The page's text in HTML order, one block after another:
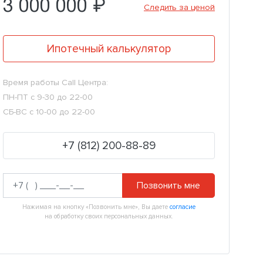
3 000 000 ₽ Следить за ценой
Ипотечный калькулятор
Время работы Call Центра:
ПН-ПТ с 9-30 до 22-00
СБ-ВС с 10-00 до 22-00
+7 (812) 200-88-89
Позвонить мне
Нажимая на кнопку «Позвонить мне», Вы даете согласие
на обработку своих персональных данных.